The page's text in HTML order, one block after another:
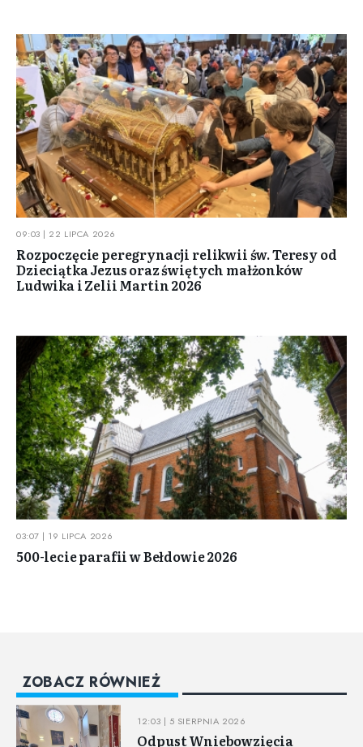
09:03 | 22 LIPCA 2026
Rozpoczęcie peregrynacji relikwii św. Teresy od
Dzieciątka Jezus oraz świętych małżonków
Ludwika i Zelii Martin 2026
03:07 | 19 LIPCA 2026
500-lecie parafii w Bełdowie 2026
ZOBACZ RÓWNIEŻ
12:03 | 5 SIERPNIA 2026
Odpust Wniebowzięcia